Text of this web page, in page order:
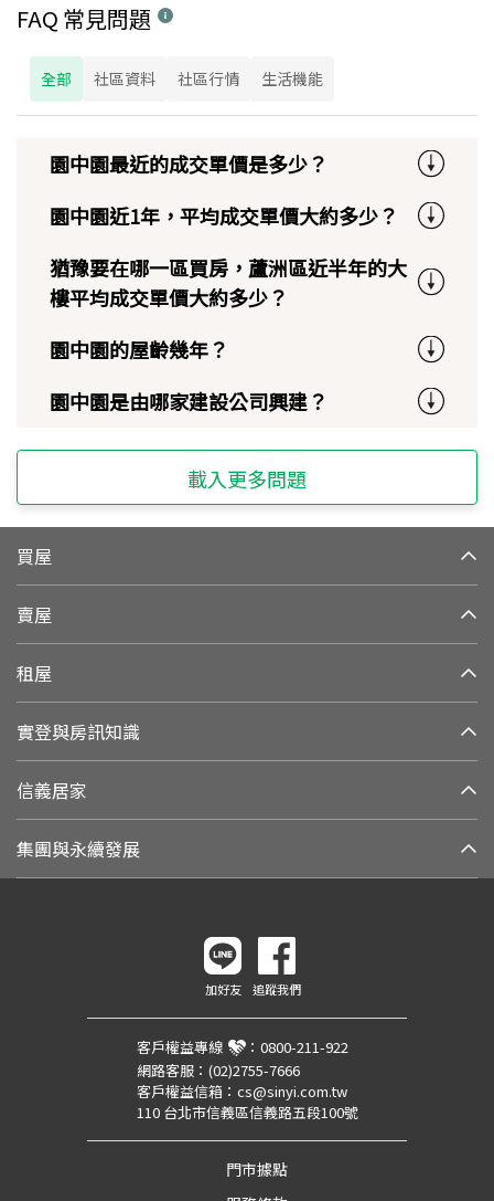
FAQ 常見問題
全部 社區資料 社區行情 生活機能
園中園最近的成交單價是多少？
園中園近1年，平均成交單價大約多少？
猶豫要在哪一區買房，蘆洲區近半年的大
樓平均成交單價大約多少？
園中園的屋齡幾年？
園中園是由哪家建設公司興建？
載入更多問題
買屋
賣屋
租屋
實登與房訊知識
信義居家
集團與永續發展
加好友 追蹤我們
客戶權益專線 ： 0800-211-922
網路客服： (02)2755-7666
客戶權益信箱： cs@sinyi.com.tw
110 台北市信義區信義路五段100號
門市據點